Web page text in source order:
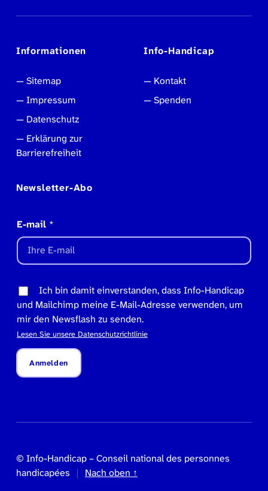
Informationen
Sitemap
Impressum
Datenschutz
Erklärung zur
Barrierefreiheit
Info-Handicap
Kontakt
Spenden
Newsletter-Abo
E-mail *
Ich bin damit einverstanden, dass Info-Handicap
und Mailchimp meine E-Mail-Adresse verwenden, um
mir den Newsflash zu senden.
Lesen Sie unsere Datenschutzrichtlinie
Anmelden
© Info-Handicap – Conseil national des personnes
handicapées
Nach oben ↑